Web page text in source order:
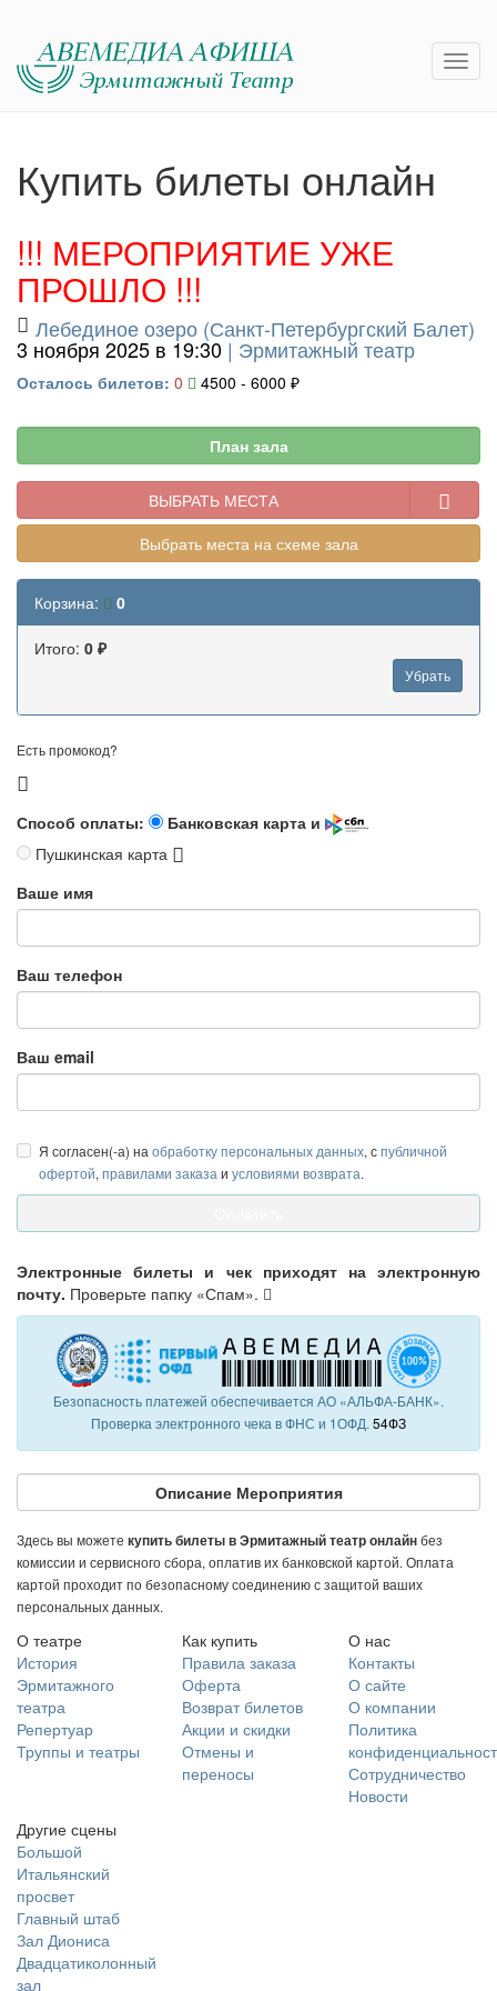
Купить билеты онлайн
!!! МЕРОПРИЯТИЕ УЖЕ
ПРОШЛО !!!
Лебединое озеро (Санкт-Петербургский Балет)
3 ноября 2025 в 19:30 | Эрмитажный театр
Осталось билетов: 0 4500 - 6000 ₽
План зала
ВЫБРАТЬ МЕСТА
Выбрать места на схеме зала
Корзина: 0
Итого: 0 ₽
Убрать
Есть промокод?
Способ оплаты:
Банковская карта и
Пушкинская карта
Ваше имя
Ваш телефон
Ваш email
Я согласен(-а) на обработку персональных данных, спубличной
офертой, правилами заказа и условиями возврата.
Электронные билеты и чек приходят на электронную
почту. Проверьте папку «Спам».
Безопасность платежей обеспечивается АО «АЛЬФА-БАНК».
Проверка электронного чека в ФНС и 1ОФД. 54ФЗ
Описание Мероприятия
Здесь вы можете купить билеты в Эрмитажный театр онлайнбез
комиссии и сервисного сбора, оплатив их банковской картой. Оплата
картой проходит по безопасному соединению с защитой ваших
персональных данных.
О театре
История
Эрмитажного
театра
Репертуар
Труппы и театры
Как купить
Правила заказа
Оферта
Возврат билетов
Акции и скидки
Отмены и
переносы
О нас
Контакты
О сайте
О компании
Политика
Сотрудничество
Новости
Другие сцены
Большой
Итальянский
просвет
Главный штаб
Зал Диониса
Двадцатиколонный
зал